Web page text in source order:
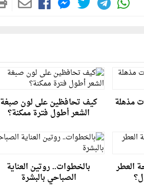
مذهلة كيف تحافظين على لون صبغة
الشعر أطول فترة ممكنة؟
العطر بالخطوات.. روتين العناية
الصباحي بالبشرة